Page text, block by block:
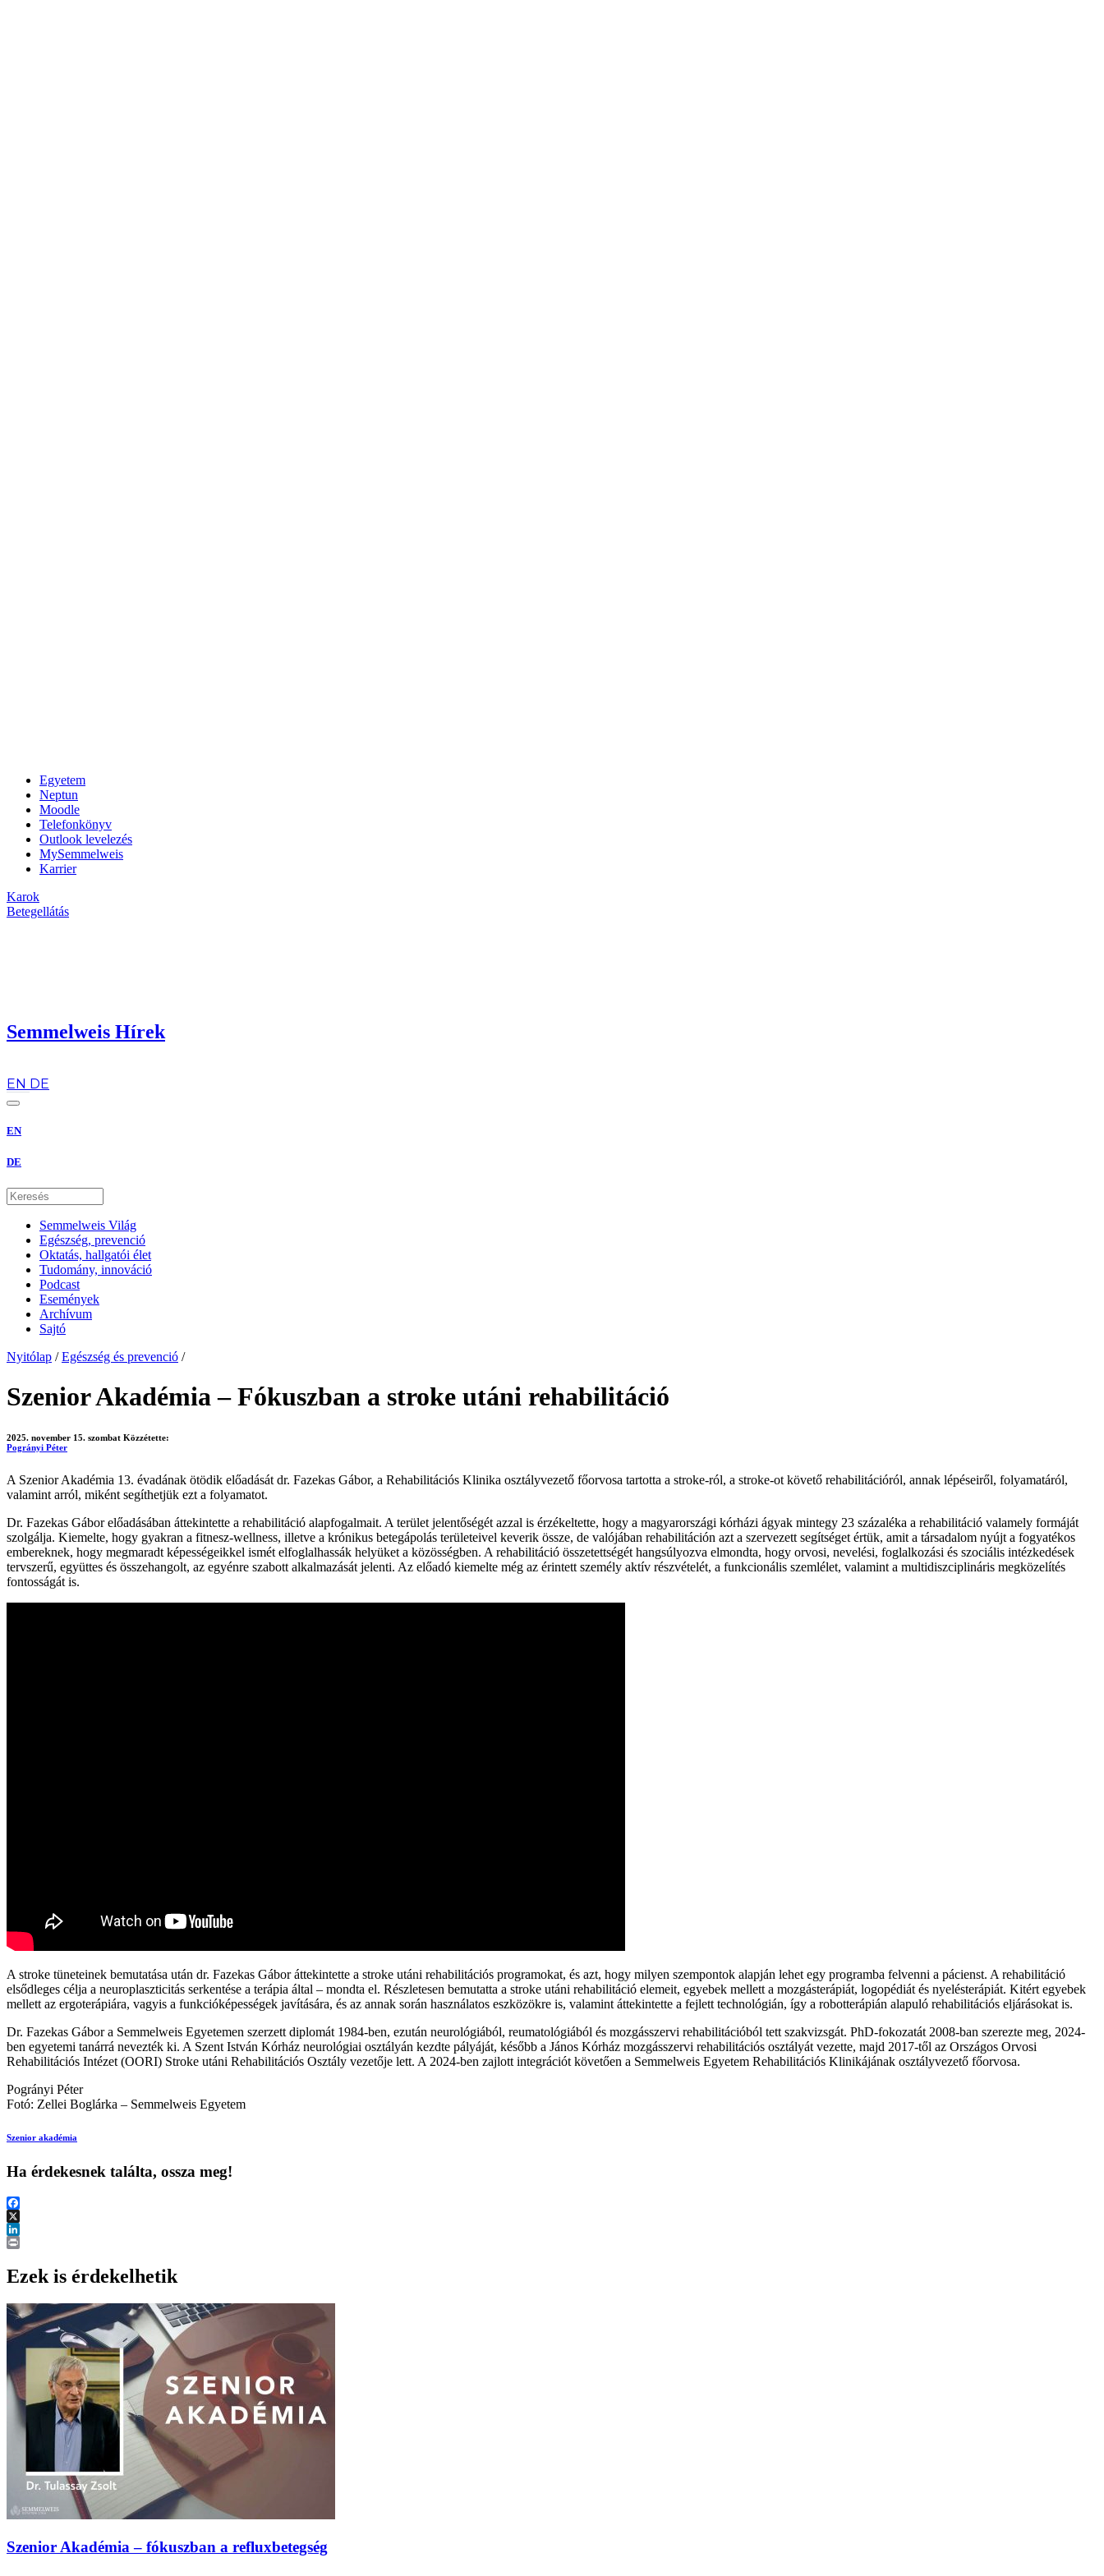
Egyetem
Neptun
Moodle
Telefonkönyv
Outlook levelezés
MySemmelweis
Karrier
Karok
Betegellátás
Semmelweis Hírek
EN DE
EN
DE
Semmelweis Világ
Egészség, prevenció
Oktatás, hallgatói élet
Tudomány, innováció
Podcast
Események
Archívum
Sajtó
Nyitólap / Egészség és prevenció /
Szenior Akadémia – Fókuszban a stroke utáni rehabilitáció
2025. november 15. szombat Közzétette:
Pogrányi Péter
A Szenior Akadémia 13. évadának ötödik előadását dr. Fazekas Gábor, a Rehabilitációs Klinika osztályvezető főorvosa tartotta a stroke-ról, a stroke-ot követő rehabilitációról, annak lépéseiről, folyamatáról,
valamint arról, miként segíthetjük ezt a folyamatot.
Dr. Fazekas Gábor előadásában áttekintette a rehabilitáció alapfogalmait. A terület jelentőségét azzal is érzékeltette, hogy a magyarországi kórházi ágyak mintegy 23 százaléka a rehabilitáció valamely formáját
szolgálja. Kiemelte, hogy gyakran a fitnesz-wellness, illetve a krónikus betegápolás területeivel keverik össze, de valójában rehabilitáción azt a szervezett segítséget értük, amit a társadalom nyújt a fogyatékos
embereknek, hogy megmaradt képességeikkel ismét elfoglalhassák helyüket a közösségben. A rehabilitáció összetettségét hangsúlyozva elmondta, hogy orvosi, nevelési, foglalkozási és szociális intézkedések
tervszerű, együttes és összehangolt, az egyénre szabott alkalmazását jelenti. Az előadó kiemelte még az érintett személy aktív részvételét, a funkcionális szemlélet, valamint a multidiszciplináris megközelítés
fontosságát is.
A stroke tüneteinek bemutatása után dr. Fazekas Gábor áttekintette a stroke utáni rehabilitációs programokat, és azt, hogy milyen szempontok alapján lehet egy programba felvenni a pácienst. A rehabilitáció
elsődleges célja a neuroplaszticitás serkentése a terápia által – mondta el. Részletesen bemutatta a stroke utáni rehabilitáció elemeit, egyebek mellett a mozgásterápiát, logopédiát és nyelésterápiát. Kitért egyebek
mellett az ergoterápiára, vagyis a funkcióképességek javítására, és az annak során használatos eszközökre is, valamint áttekintette a fejlett technológián, így a robotterápián alapuló rehabilitációs eljárásokat is.
Dr. Fazekas Gábor a Semmelweis Egyetemen szerzett diplomát 1984-ben, ezután neurológiából, reumatológiából és mozgásszervi rehabilitációból tett szakvizsgát. PhD-fokozatát 2008-ban szerezte meg, 2024-
ben egyetemi tanárrá nevezték ki. A Szent István Kórház neurológiai osztályán kezdte pályáját, később a János Kórház mozgásszervi rehabilitációs osztályát vezette, majd 2017-től az Országos Orvosi
Rehabilitációs Intézet (OORI) Stroke utáni Rehabilitációs Osztály vezetője lett. A 2024-ben zajlott integrációt követően a Semmelweis Egyetem Rehabilitációs Klinikájának osztályvezető főorvosa.
Pogrányi Péter
Fotó: Zellei Boglárka – Semmelweis Egyetem
Szenior akadémia
Ha érdekesnek találta, ossza meg!
Facebook
X
LinkedIn
Ezek is érdekelhetik
Szenior Akadémia – fókuszban a refluxbetegség